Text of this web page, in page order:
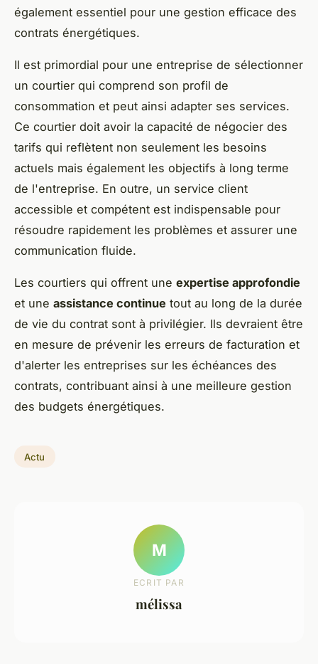
également essentiel pour une gestion efficace des
contrats énergétiques.
Il est primordial pour une entreprise de sélectionner
un courtier qui comprend son profil de
consommation et peut ainsi adapter ses services.
Ce courtier doit avoir la capacité de négocier des
tarifs qui reflètent non seulement les besoins
actuels mais également les objectifs à long terme
de l'entreprise. En outre, un service client
accessible et compétent est indispensable pour
résoudre rapidement les problèmes et assurer une
communication fluide.
Les courtiers qui offrent une expertise approfondie
et une assistance continue tout au long de la durée
de vie du contrat sont à privilégier. Ils devraient être
en mesure de prévenir les erreurs de facturation et
d'alerter les entreprises sur les échéances des
contrats, contribuant ainsi à une meilleure gestion
des budgets énergétiques.
Actu
M
ECRIT PAR
mélissa